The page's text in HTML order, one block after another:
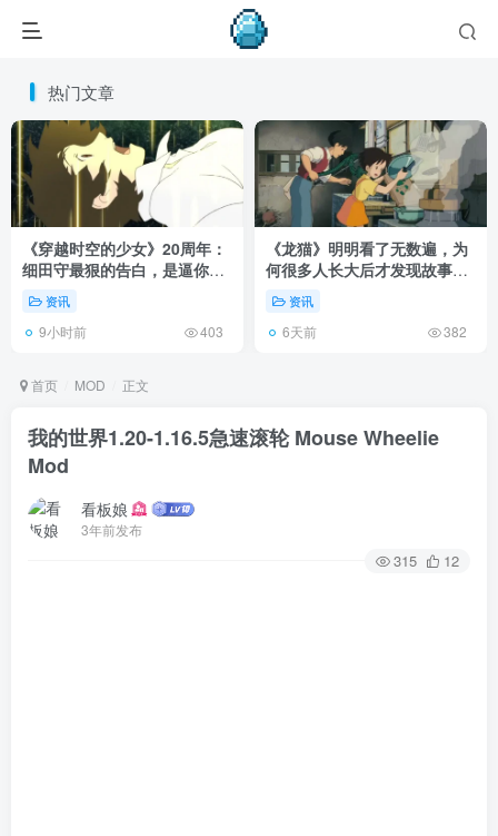
热门文章
《穿越时空的少女》20周年：
细田守最狠的告白，是逼你承
认有些夏天回不去了！
资讯
9小时前 403
《龙猫》明明看了无数遍，为
何很多人长大后才发现故事根
本不在 1988 年！
资讯
6天前 382
首页 MOD 正文
我的世界1.20-1.16.5急速滚轮 Mouse Wheelie
Mod
看板娘
3年前发布
315 12